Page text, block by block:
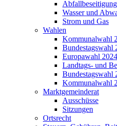
Abfallbeseitigung
Wasser und
Strom und Gas
Wahlen
Kommunalwahl
Bundestagswahl
Europawahl 2024
Landtags- und
Bundestagswahl
Kommunalwahl
Marktgemeinderat
Ausschüsse
Sitzungen
Ortsrecht